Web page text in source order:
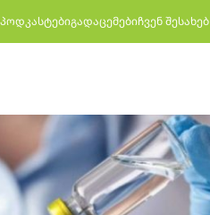
პოდკასტებიგადაცემებიჩვენ შესახებ